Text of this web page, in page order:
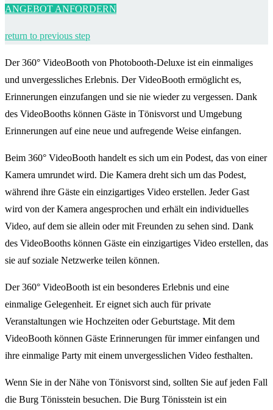
ANGEBOT ANFORDERN
return to previous step
Der 360° VideoBooth von Photobooth-Deluxe ist ein einmaliges
und unvergessliches Erlebnis. Der VideoBooth ermöglicht es,
Erinnerungen einzufangen und sie nie wieder zu vergessen. Dank
des VideoBooths können Gäste in Tönisvorst und Umgebung
Erinnerungen auf eine neue und aufregende Weise einfangen.
Beim 360° VideoBooth handelt es sich um ein Podest, das von einer
Kamera umrundet wird. Die Kamera dreht sich um das Podest,
während ihre Gäste ein einzigartiges Video erstellen. Jeder Gast
wird von der Kamera angesprochen und erhält ein individuelles
Video, auf dem sie allein oder mit Freunden zu sehen sind. Dank
des VideoBooths können Gäste ein einzigartiges Video erstellen, das
sie auf soziale Netzwerke teilen können.
Der 360° VideoBooth ist ein besonderes Erlebnis und eine
einmalige Gelegenheit. Er eignet sich auch für private
Veranstaltungen wie Hochzeiten oder Geburtstage. Mit dem
VideoBooth können Gäste Erinnerungen für immer einfangen und
ihre einmalige Party mit einem unvergesslichen Video festhalten.
Wenn Sie in der Nähe von Tönisvorst sind, sollten Sie auf jeden Fall
die Burg Tönisstein besuchen. Die Burg Tönisstein ist ein